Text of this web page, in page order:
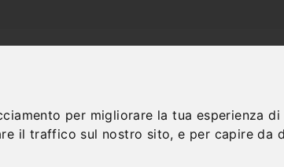
per migliorare la tua esperienza
il traffico sul nostro sito, e per capire da
CATALOGO CONTATTI